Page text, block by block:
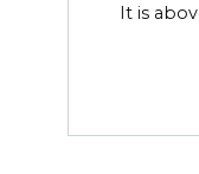
It is